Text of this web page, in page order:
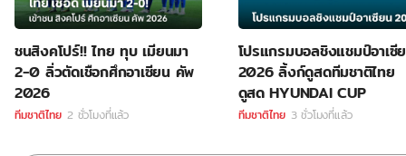
ชนสิงคโปร์!! ไทย ทุบ เมียนมา
2-0 ลิ่วตัดเชือกศึกอาเซียน คัพ
2026
ทีมชาติไทย 2 ชั่วโมงที่แล้ว
โปรแกรมบอลชิงแชมป์อาเซี
2026 ลิ้งก์ดูสดทีมชาติไทย
ดูสด HYUNDAI CUP
ทีมชาติไทย 3 ชั่วโมงที่แล้ว